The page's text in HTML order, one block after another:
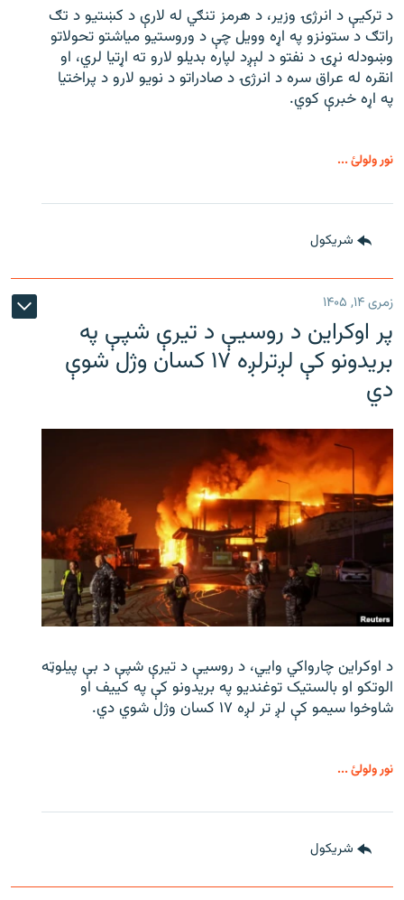
د ترکیې د انرژۍ وزیر، د هرمز تنګي له لارې د کښتیو د تګ
راتګ د ستونزو په اړه وویل چې د وروستیو میاشتو تحولاتو
وښودله نړۍ د نفتو د لېږد لپاره بدیلو لارو ته اړتیا لري، او
انقره له عراق سره د انرژۍ د صادراتو د نویو لارو د پراختیا
په اړه خبرې کوي.
نور ولولئ ...
شريکول
زمری ۱۴, ۱۴۰۵
پر اوکراین د روسیې د تیرې شپې په
بریدونو کې لږترلږه ۱۷ کسان وژل شوې
دي
د اوکراین چارواکي وایي، د روسیې د تیرې شپې د بې‌ پیلوټه
الوتکو او بالستیک توغندیو په بریدونو کې په کییف او
شاوخوا سیمو کې لږ تر لږه ۱۷ کسان وژل شوي دي.
نور ولولئ ...
شريکول